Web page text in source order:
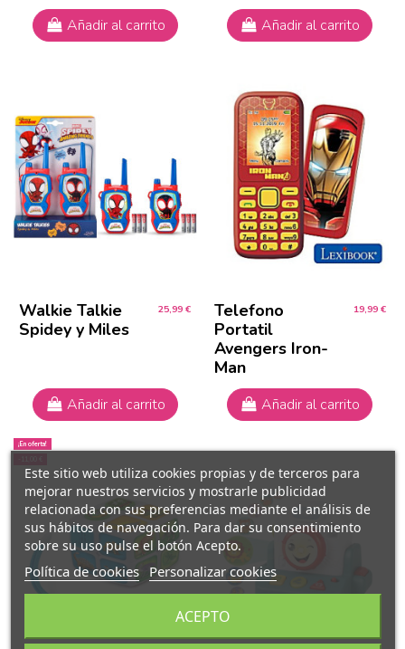
Añadir al carrito Añadir al carrito
Walkie Talkie
Spidey y Miles
25,99 €
Añadir al carrito
Telefono
Portatil
Avengers Iron-
Man
19,99 €
Añadir al carrito
¡En oferta!
Este sitio web utiliza cookies propias y de terceros para
mejorar nuestros servicios y mostrarle publicidad
relacionada con sus preferencias mediante el análisis de
sus hábitos de navegación. Para dar su consentimiento
sobre su uso pulse el botón Acepto.
Política de cookies Personalizar cookies
ACEPTO